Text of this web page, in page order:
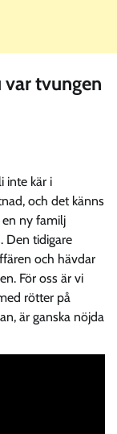
tvungen
inte kär i
och det känns
en ny familj
Den tidigare
och hävdar
För oss är vi
rötter på
är ganska nöjda